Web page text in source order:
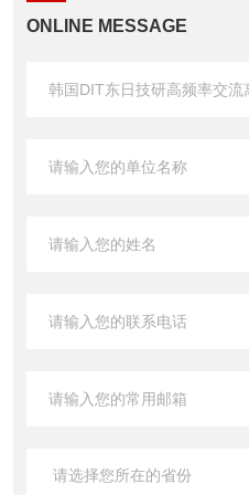
ONLINE MESSAGE